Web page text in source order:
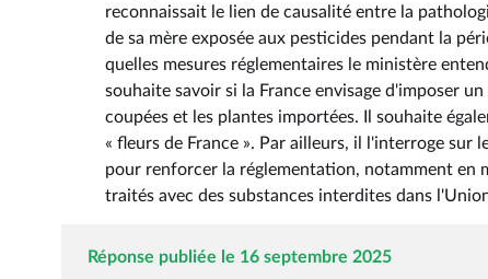
reconnaissait le lien de causalité entre la
de sa mère exposée aux pesticides pendant la
quelles mesures réglementaires le ministère
souhaite savoir si la France envisage d'imposer
coupées et les plantes importées. Il souhaite
« fleurs de France ». Par ailleurs, il l'interroge sur
pour renforcer la réglementation, notamment
traités avec des substances interdites dans
Réponse publiée le 16 septembre 2025